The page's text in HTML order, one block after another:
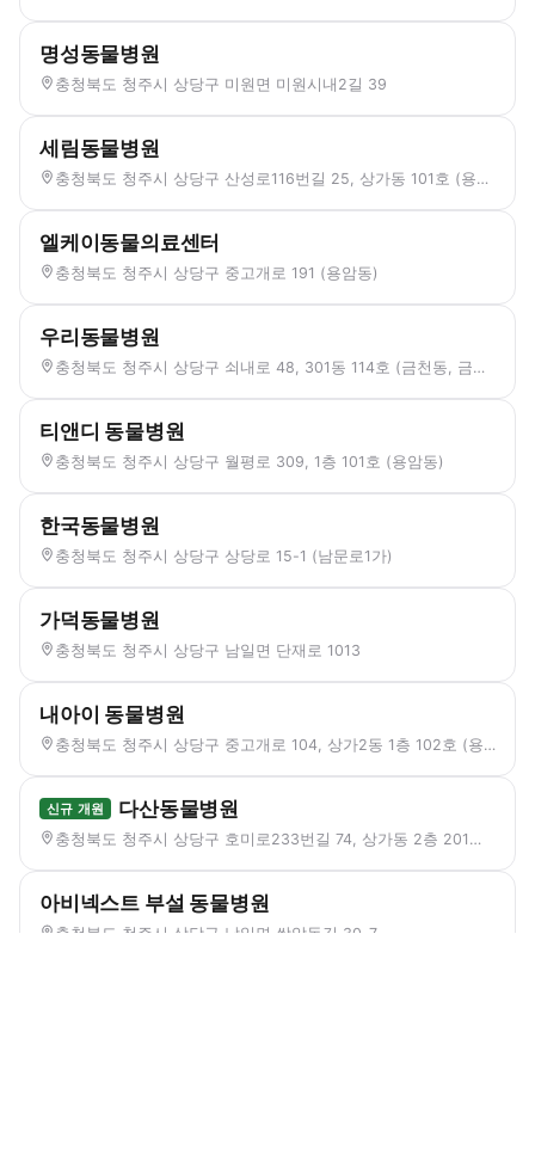
명성동물병원
충청북도 청주시 상당구 미원면 미원시내2길 39
세림동물병원
충청북도 청주시 상당구 산성로116번길 25, 상가동 101호 (용담동, 부영아파트5단지)
엘케이동물의료센터
충청북도 청주시 상당구 중고개로 191 (용암동)
우리동물병원
충청북도 청주시 상당구 쇠내로 48, 301동 114호 (금천동, 금천 센트럴파크 스타힐스)
티앤디 동물병원
충청북도 청주시 상당구 월평로 309, 1층 101호 (용암동)
한국동물병원
충청북도 청주시 상당구 상당로 15-1 (남문로1가)
가덕동물병원
충청북도 청주시 상당구 남일면 단재로 1013
내아이 동물병원
충청북도 청주시 상당구 중고개로 104, 상가2동 1층 102호 (용암동, 칸타빌 더 테라스 2단지)
신규 개원 다산동물병원
충청북도 청주시 상당구 호미로233번길 74, 상가동 2층 201호 (금천동, 장자마을 부영아파트)
아비넥스트 부설 동물병원
충청북도 청주시 상당구 남일면 쌍암동길 30-7